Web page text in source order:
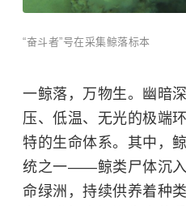
“奋斗者”号在采集鲸落标本
一鲸落，万物生。幽暗
压、低温、无光的极端
特的生命体系。其中，
统之一——鲸类尸体沉
命绿洲，持续供养着种